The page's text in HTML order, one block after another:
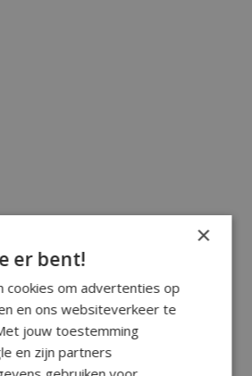
×
er bent!
cookies om advertenties op
en ons websiteverkeer te
jouw toestemming
en zijn partners